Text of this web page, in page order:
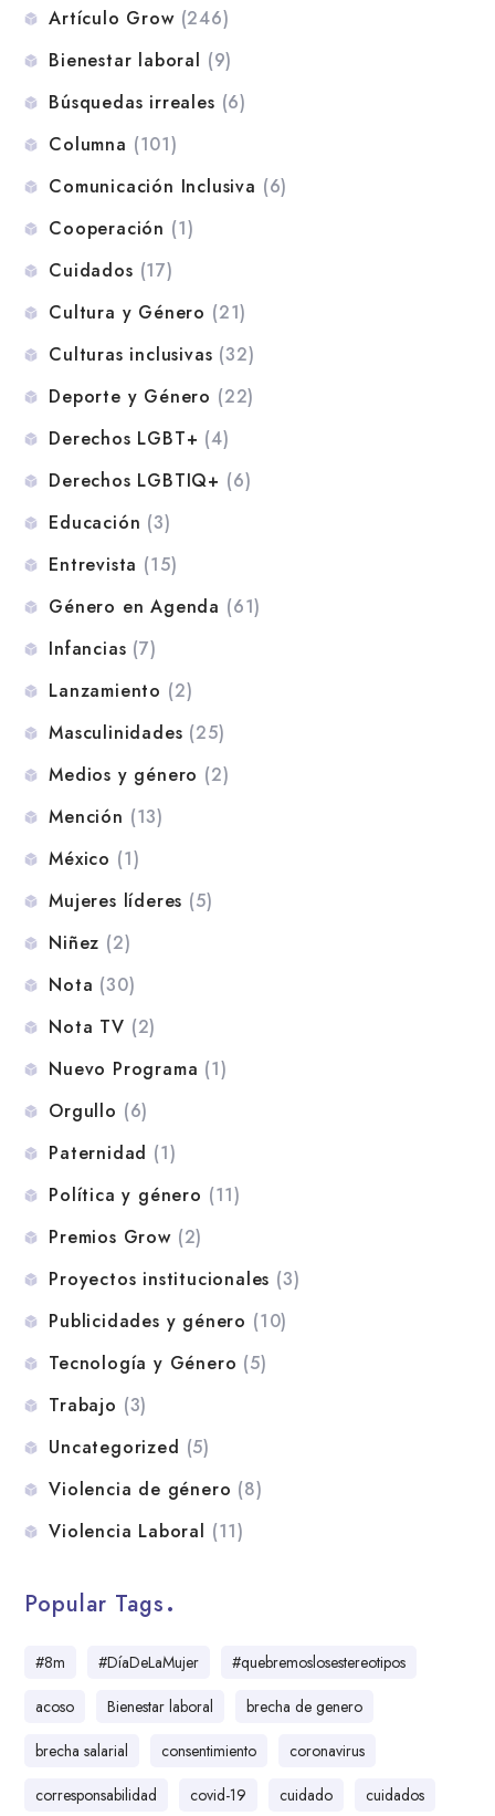
Artículo Grow (246)
Bienestar laboral (9)
Búsquedas irreales (6)
Columna (101)
Comunicación Inclusiva (6)
Cooperación (1)
Cuidados (17)
Cultura y Género (21)
Culturas inclusivas (32)
Deporte y Género (22)
Derechos LGBT+ (4)
Derechos LGBTIQ+ (6)
Educación (3)
Entrevista (15)
Género en Agenda (61)
Infancias (7)
Lanzamiento (2)
Masculinidades (25)
Medios y género (2)
Mención (13)
México (1)
Mujeres líderes (5)
Niñez (2)
Nota (30)
Nota TV (2)
Nuevo Programa (1)
Orgullo (6)
Paternidad (1)
Política y género (11)
Premios Grow (2)
Proyectos institucionales (3)
Publicidades y género (10)
Tecnología y Género (5)
Trabajo (3)
Uncategorized (5)
Violencia de género (8)
Violencia Laboral (11)
Popular Tags
#8m #DíaDeLaMujer
#quebremoslosestereotipos
acoso
Bienestar laboral
brecha de genero
brecha salarial
consentimiento
coronavirus
corresponsabilidad
covid-19 cuidado
cuidados